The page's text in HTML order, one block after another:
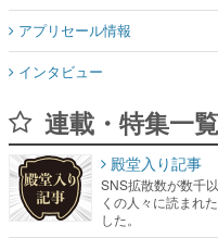
アプリセール情報
インタビュー
連載・特集一覧
殿堂入り記事
SNS拡散数が数千
くの人々に読まれ
した。